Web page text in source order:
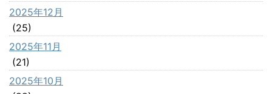
2025年12月
(25)
2025年11月
(21)
2025年10月